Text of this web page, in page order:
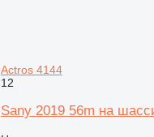
Actros 4144
12
Sany 2019 56m на